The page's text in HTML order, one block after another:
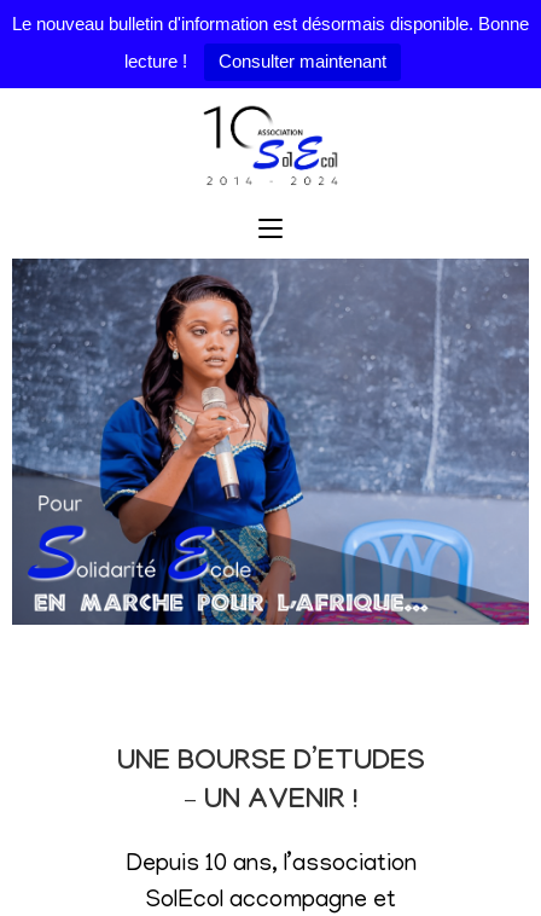
Le nouveau bulletin d'information est désormais disponible. Bonne
lecture !
Consulter maintenant
UNE BOURSE D’ETUDES
– UN AVENIR !
Depuis 10 ans, l’association
SolEcol accompagne et